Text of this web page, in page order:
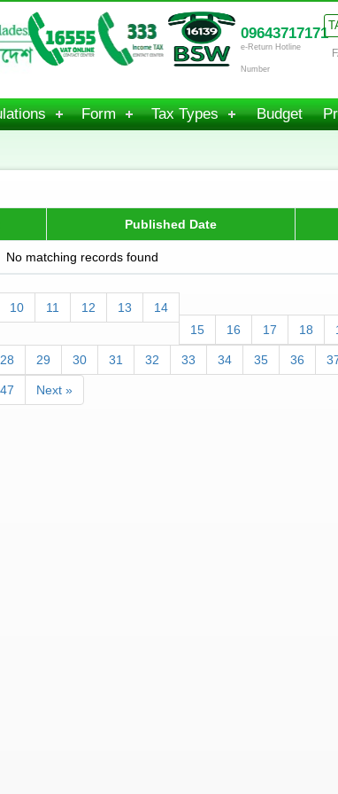
09643717171
e-Return Hotline
Number
Form Tax Types Budget
Published Date
No matching records found
10 11 12 13
14
15
16 17 18
28 29 30 31 32 33 34 35 36
47 Next »